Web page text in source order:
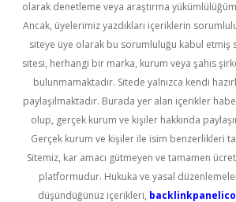
olarak denetleme veya araştırma
Ancak, üyelerimiz yazdıkları içeriklerin
siteye üye olarak bu sorumluluğu kabul etmiş
sitesi, herhangi bir marka, kurum veya şahıs
bulunmamaktadır. Sitede yalnızca kendi
paylaşılmaktadır. Burada yer alan içerikler
olup, gerçek kurum ve kişiler hakkında
Gerçek kurum ve kişiler ile isim benzerlikleri
Sitemiz, kar amacı gütmeyen ve tamamen
platformudur. Hukuka ve yasal
düşündüğünüz içerikleri,